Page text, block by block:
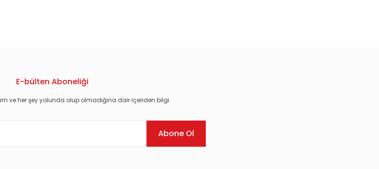
E-bülten Aboneliği
ve her şey yolunda olup olmadığına dair içeriden bilgi.
Abone Ol